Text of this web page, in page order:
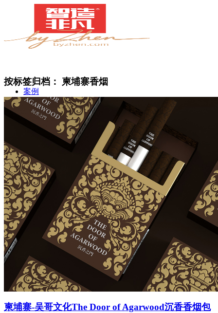
案例
简介
甄知灼见
智造中心
按标签归档： 柬埔寨香烟
柬埔寨-吴哥文化The Door of Agarwood沉香香烟包